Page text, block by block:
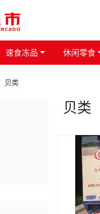
速食冻品 休闲零食
贝类
贝类